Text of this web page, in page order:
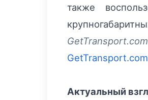
также
GetTransport.com
Актуальный